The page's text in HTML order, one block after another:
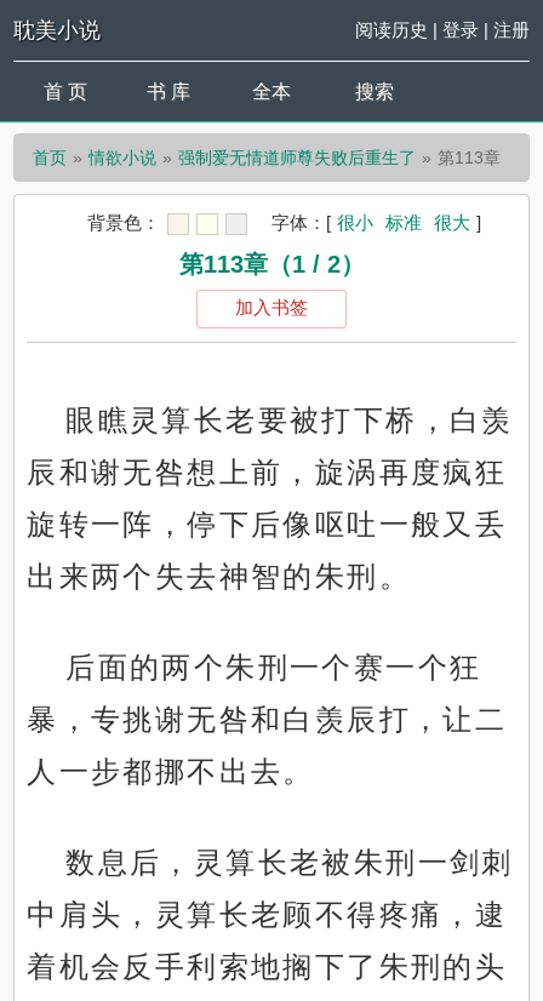
耽美小说 阅读历史 | 登录| 注册
首 页 书 库 全本 搜索
首页 情欲小说 强制爱无情道师尊失败后重生了 第113章
背景色： 字体： [ 很小 标准 很大 ]
第113章（1 / 2）
加入书签
眼瞧灵算长老要被打下桥，白羡
辰和谢无咎想上前，旋涡再度疯狂
旋转一阵，停下后像呕吐一般又丢
出来两个失去神智的朱刑。
后面的两个朱刑一个赛一个狂
暴，专挑谢无咎和白羡辰打，让二
人一步都挪不出去。
数息后，灵算长老被朱刑一剑刺
中肩头，灵算长老顾不得疼痛，逮
着机会反手利索地搁下了朱刑的头